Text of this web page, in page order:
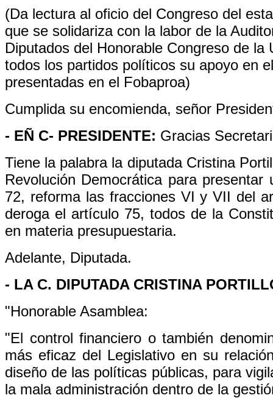
(Da lectura al oficio del Congreso del
que se solidariza con la labor de la
Diputados del Honorable Congreso de
todos los partidos políticos su apoyo en
presentadas en el Fobaproa)
Cumplida su encomienda, señor
- EÑ C- PRESIDENTE: Gracias
Tiene la palabra la diputada Cristina
Revolución Democrática para
72, reforma las fracciones VI y VII del
deroga el artículo 75, todos de la
en materia presupuestaria.
Adelante, Diputada.
- LA C. DIPUTADA CRISTINA
"Honorable Asamblea:
"El control financiero o también
más eficaz del Legislativo en su
diseño de las políticas públicas, para
la mala administración dentro de la